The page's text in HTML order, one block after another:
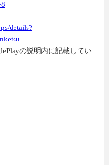
details?
の説明内に記載してい